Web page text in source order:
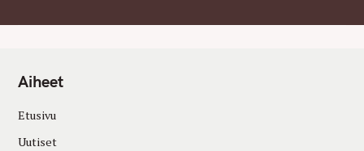
Aiheet
Etusivu
Uutiset